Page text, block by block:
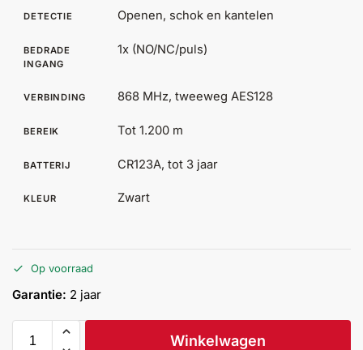
Merken
Outlet
Help &
service
DETECTIE Openen, schok en kantelen
BEDRADE
INGANG
1x (NO/NC/puls)
VERBINDING 868 MHz, tweeweg AES128
BEREIK Tot 1.200 m
BATTERIJ CR123A, tot 3 jaar
KLEUR Zwart
Op voorraad
Garantie: 2 jaar
Winkelwagen